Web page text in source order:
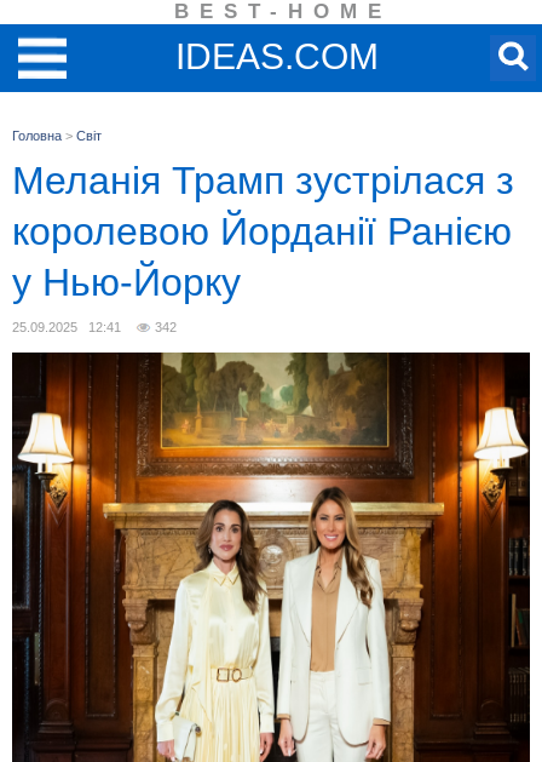
BEST-HOME
IDEAS.COM
Головна > Світ
Меланія Трамп зустрілася з
королевою Йорданії Ранією
у Нью-Йорку
25.09.2025 12:41 342